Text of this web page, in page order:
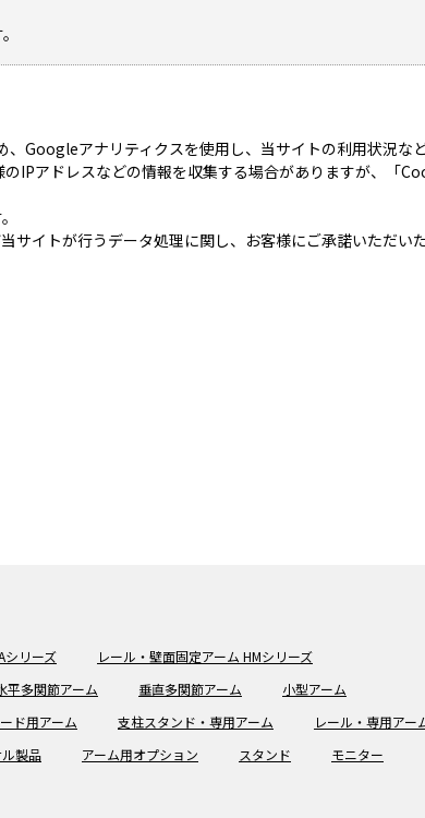
Googleアナリティクスを使用し、当サイトの利用状況な
IPアドレスなどの情報を収集する場合がありますが、「
イトが行うデータ処理に関し、お客様にご承諾いただい
シリーズ
レール・壁面固定アーム HMシリーズ
平多関節アーム 垂直多関節アーム
小型アーム
ド用アーム 支柱スタンド・専用アーム
レール・専用アー
製品 アーム用オプション スタンド
モニター